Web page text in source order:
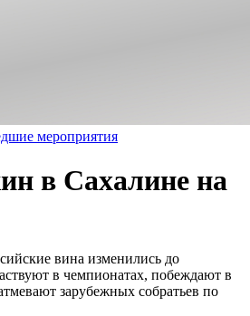
мероприятия
в Сахалине на
вина изменились до
в чемпионатах, побеждают в
зарубежных собратьев по